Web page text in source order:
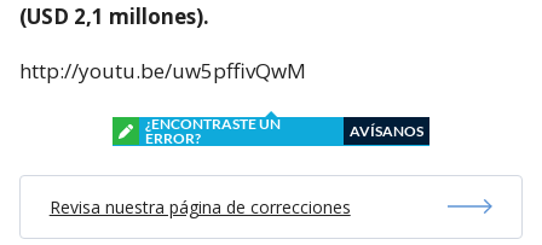
(USD 2,1 millones).
http://youtu.be/uw5pffivQwM
¿ENCONTRASTE UN
ERROR?
AVÍSANOS
Revisa nuestra página de correcciones